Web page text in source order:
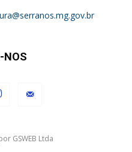
NOS
GSWEB Ltda